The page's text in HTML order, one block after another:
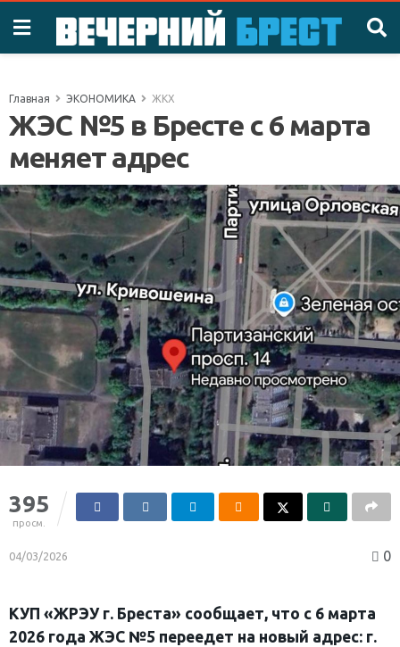
Главная ЭКОНОМИКА ЖКХ
ЖЭС №5 в Бресте с 6 марта
меняет адрес
395
просм.
04/03/2026 0
КУП «ЖРЭУ г. Бреста» сообщает, что с 6 марта
2026 года ЖЭС №5 переедет на новый адрес: г.